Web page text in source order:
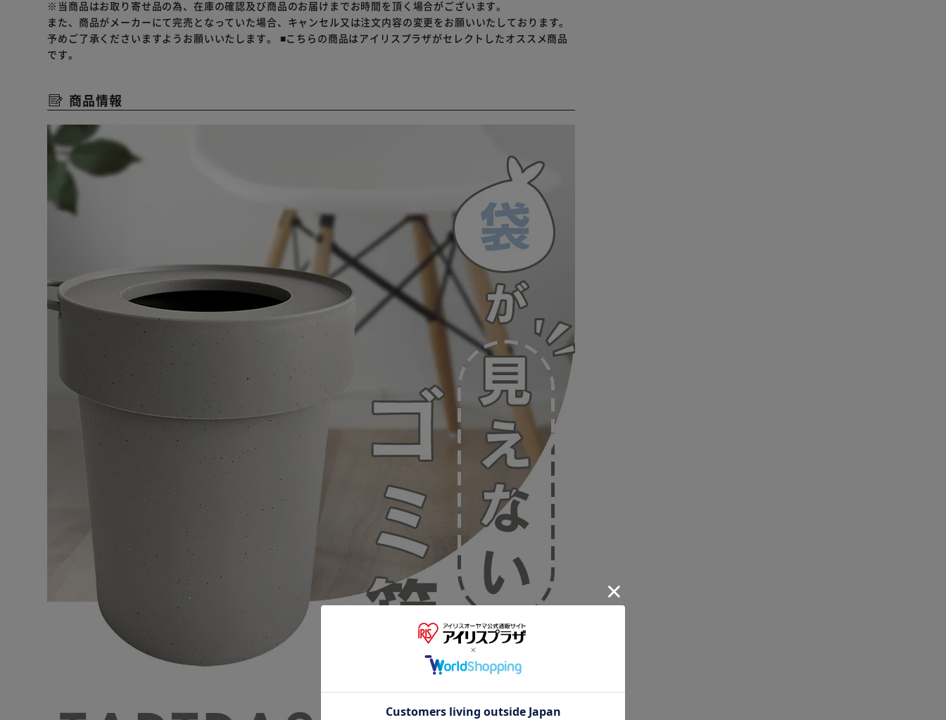
※当商品はお取り寄せ品の為、在庫の確認及び商品のお届けまでお時間を頂く場合がございます。
また、商品がメーカーにて完売となっていた場合、キャンセル又は注文内容の変更をお願いいたしております。
予めご了承くださいますようお願いいたします。 ■こちらの商品はアイリスプラザがセレクトしたオススメ商品
です。
商品情報
※ご確認ください